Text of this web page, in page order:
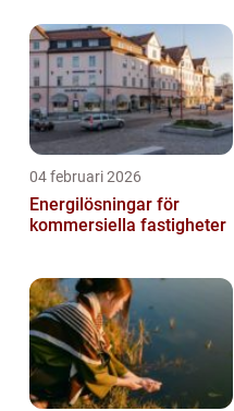
04 februari 2026
Energilösningar för
kommersiella fastigheter